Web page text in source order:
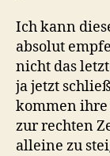
Ich kann
absolut
nicht das
ja jetzt
kommen
zur rechten
alleine zu